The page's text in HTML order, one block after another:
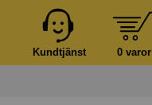
0 varor
Kundtjänst